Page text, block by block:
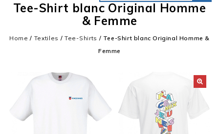
Tee-Shirt blanc Original Homme
& Femme
Home / Textiles /Tee-Shirts / Tee-Shirt blanc Original Homme &
Femme